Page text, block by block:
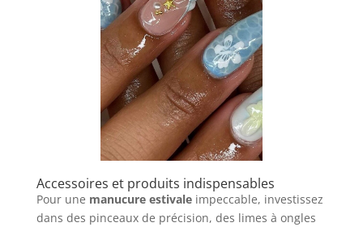
Accessoires et produits indispensables
Pour une manucure estivaleimpeccable, investissez
dans des pinceaux de précision, des limes à ongles